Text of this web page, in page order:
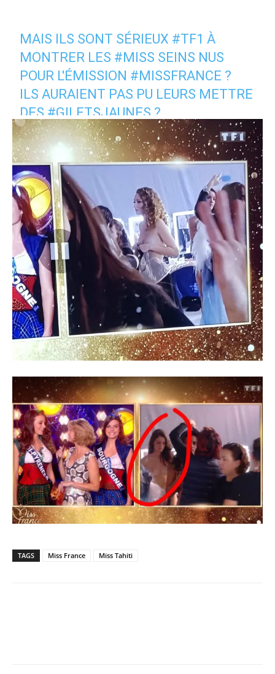
MAIS ILS SONT SÉRIEUX #TF1 À
MONTRER LES #MISS SEINS NUS
POUR L'ÉMISSION #MISSFRANCE ?
ILS AURAIENT PAS PU LEURS METTRE
DES #GILETSJAUNES ?
PIC.TWITTER.COM/CSD1XY8FM5
— ASTO OFFICIEL (@OFFICIALASTO)
DECEMBER 15, 2018
TAGS Miss France Miss Tahiti